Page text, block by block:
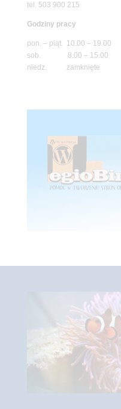
tel. 503 900 215
Godziny pracy
pon. – piąt. 10.00 – 19.00
sob. 8.00 – 15.00
niedz. zamknięte